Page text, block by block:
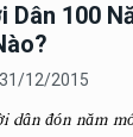
Dân 100
31/12/2015
dân đón năm